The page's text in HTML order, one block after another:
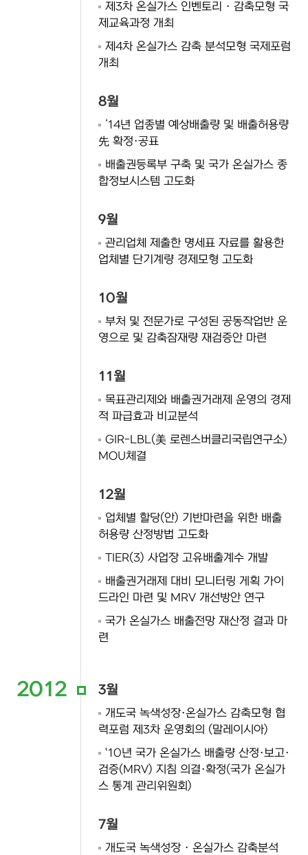
제3차 온실가스 인벤토리 · 감축모형 국
제교육과정 개최
제4차 온실가스 감축 분석모형 국제포럼
개최
8월
‘14년 업종별 예상배출량 및 배출허용량
先 확정·공표
배출권등록부 구축 및 국가 온실가스 종
합정보시스템 고도화
9월
관리업체 제출한 명세표 자료를 활용한
업체별 단기계량 경제모형 고도화
10월
부처 및 전문가로 구성된 공동작업반 운
영으로 및 감축잠재량 재검증안 마련
11월
목표관리제와 배출권거래제 운영의 경제
적 파급효과 비교분석
GIR-LBL(美 로렌스버클리국립연구소)
MOU체결
12월
업체별 할당(안) 기반마련을 위한 배출
허용량 산정방법 고도화
TIER(3) 사업장 고유배출계수 개발
배출권거래제 대비 모니터링 게획 가이
드라인 마련 및 MRV 개선방안 연구
국가 온실가스 배출전망 재산정 결과 마
련
2012 3월
개도국 녹색성장·온실가스 감축모형 협
력포럼 제3차 운영회의 (말레이시아)
'10년 국가 온실가스 배출량 산정·보고·
검증(MRV) 지침 의결·확정(국가 온실가
스 통계 관리위원회)
7월
개도국 녹색성장 · 온실가스 감축분석